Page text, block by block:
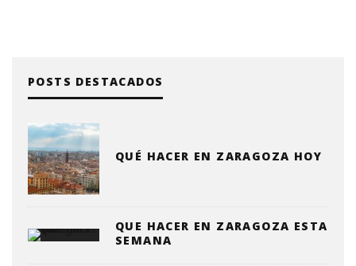
POSTS DESTACADOS
QUÉ HACER EN ZARAGOZA HOY
QUE HACER EN ZARAGOZA ESTA
SEMANA